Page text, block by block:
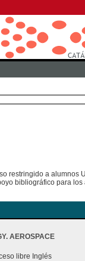
restringido a alumnos
bibliográfico para
AEROSPACE
libre Inglés